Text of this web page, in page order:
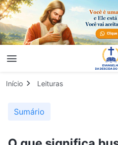
Início Leituras
Sumário